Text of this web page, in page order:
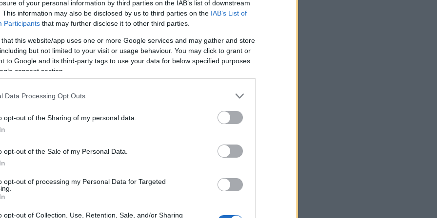
of your personal information by third parties on the IAB’s list of downstream
This information may also be disclosed by us to third parties on the IAB’s List of
Participants that may further disclose it to other third parties.
that this website/app uses one or more Google services and may gather and store
but not limited to your visit or usage behaviour. You may click to grant or
to Google and its third-party tags to use your data for below specified purposes
consent section.
Data Processing Opt Outs
opt-out of the Sharing of my personal data.
opt-out of the Sale of my Personal Data.
opt-out of processing my Personal Data for Targeted
opt-out of Collection, Use, Retention, Sale, and/or Sharing
Η Ευρώπη ξεκινά την περίοδο
αποθέματα φυσικού αερίου κινούνται
ετών, ενώ η αγορά LNG παραμένει
φορτία.
Γιατί η Ελλάδα βρίσκεται
ρίσκου
για την επάρκεια
ασφάλεια αποκτά πιο πρακτική
είναι το φυσικό αέριο, αλλά αν και
να γεμίσουν οι αποθήκες νωρίς, σε
ανταγωνισμό για φορτία LNG, φέρνει
δίλημμα: να αγοράσουν ακριβά
βρέθηκε σε προχωρημένη σήψη στον
Λυκαβηττό
παρουσίαση του οικονομικού
προγράμματος της ΕΛ.Α.Σ. στη
Θεσσαλονίκη
ομοσπονδιακής κυβέρνησης - Αγνόησε
τον Τραμπ για το Ιράν
ΓΓΠΠ: Red Code την Κυριακή σε
αρκετές περιοχές της χώρας
βοήθεια 1 δισ. δολαρίων στη νέα
κυβέρνηση της Κολομβίας
Τουρκία: Περιορίζει την εμπορική
ναυσιπλοΐα προς τη Μαύρη Θάλασσα